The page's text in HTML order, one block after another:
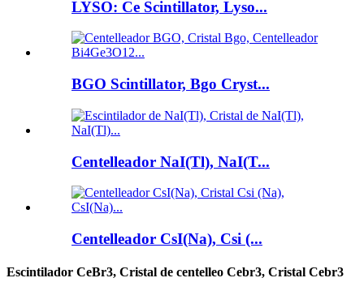
LYSO: Ce Scintillator, Lyso...
BGO Scintillator, Bgo Cryst...
Centelleador NaI(Tl), NaI(T...
Centelleador CsI(Na), Csi (...
Escintilador CeBr3, Cristal de centelleo Cebr3, Cristal Cebr3